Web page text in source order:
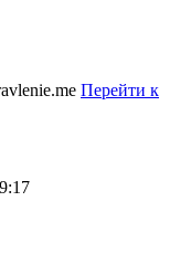
Перейти к